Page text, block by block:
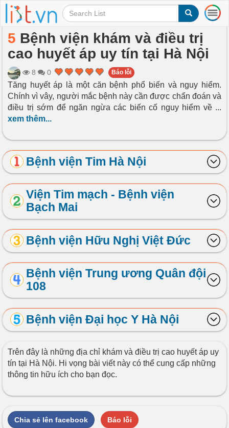
T
o
e
a
v
i
g
i
o
n
5 Bệnh viện khám và điều trị
cao huyết áp uy tín tại Hà Nội
8 0 Báo lỗi
Tăng huyết áp là một căn bệnh phổ biến và nguy hiểm.
Chính vì vây, người mắc bệnh này cần được chẩn đoán và
điều trị sớm để ngăn ngừa các biến cố nguy hiểm về ...
xem thêm...
Bệnh viện Tim Hà Nội
Viện Tim mạch - Bệnh viện
Bạch Mai
Bệnh viện Hữu Nghị Việt Đức
Bệnh viện Trung ương Quân đội
108
Bệnh viện Đại học Y Hà Nội
Trên đây là những địa chỉ khám và điều trị cao huyết áp uy
tín tại Hà Nội. Hi vọng bài viết này có thể cung cấp những
thông tin hữu ích cho bạn đọc.
Chia sẻ lên facebook Báo lỗi